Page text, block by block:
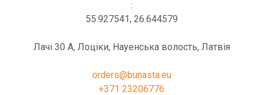
:
55.927541, 26.644579
Лачі 30 А, Лоціки, Науенська волость, Латвія
orders@bunasta.eu
+371 23206776